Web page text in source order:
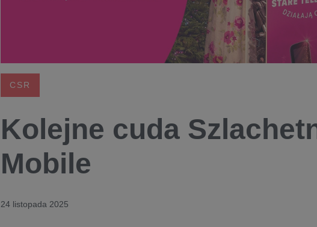
CSR
Kolejne cuda
Mobile
24 listopada 2025